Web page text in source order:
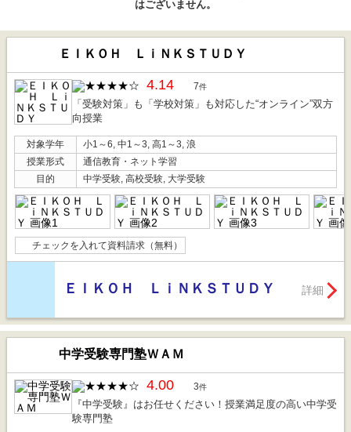
はございません。
ＥＩＫＯＨ ＬｉＮＫＳＴＵＤＹ
4.14 7件
「受験対策」も「学校対策」も対応した“オンライン”双方
向授業
対象学年
小1～6, 中1～3, 高1～3, 浪
授業形式
通信教育・ネット学習
目的
中学受験, 高校受験, 大学受験
チェックを入れて資料請求（無料）
ＥＩＫＯＨ ＬｉＮＫＳＴＵＤＹ 詳細
中学受験専門塾ＷＡＭ
4.00 3件
『中学受験』はお任せください！授業満足度の高い中学受
験専門塾